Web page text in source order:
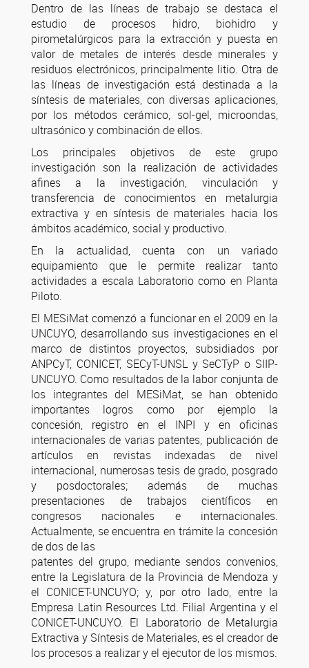
Dentro de las líneas de trabajo se destaca el
estudio de procesos hidro, biohidro y
pirometalúrgicos para la extracción y puesta en
valor de metales de interés desde minerales y
residuos electrónicos, principalmente litio. Otra de
las líneas de investigación está destinada a la
síntesis de materiales, con diversas aplicaciones,
por los métodos cerámico, sol-gel, microondas,
ultrasónico y combinación de ellos.
Los principales objetivos de este grupo
investigación son la realización de actividades
afines a la investigación, vinculación y
transferencia de conocimientos en metalurgia
extractiva y en síntesis de materiales hacia los
ámbitos académico, social y productivo.
En la actualidad, cuenta con un variado
equipamiento que le permite realizar tanto
actividades a escala Laboratorio como en Planta
Piloto.
El MESiMat comenzó a funcionar en el 2009 en la
UNCUYO, desarrollando sus investigaciones en el
marco de distintos proyectos, subsidiados por
ANPCyT, CONICET, SECyT-UNSL y SeCTyP o SIIP-
UNCUYO. Como resultados de la labor conjunta de
los integrantes del MESiMat, se han obtenido
importantes logros como por ejemplo la
concesión, registro en el INPI y en oficinas
internacionales de varias patentes, publicación de
artículos en revistas indexadas de nivel
internacional, numerosas tesis de grado, posgrado
y posdoctorales; además de muchas
presentaciones de trabajos científicos en
congresos nacionales e internacionales.
Actualmente, se encuentra en trámite la concesión
de dos de las
patentes del grupo, mediante sendos convenios,
entre la Legislatura de la Provincia de Mendoza y
el CONICET-UNCUYO; y, por otro lado, entre la
Empresa Latin Resources Ltd. Filial Argentina y el
CONICET-UNCUYO. El Laboratorio de Metalurgia
Extractiva y Síntesis de Materiales, es el creador de
los procesos a realizar y el ejecutor de los mismos.